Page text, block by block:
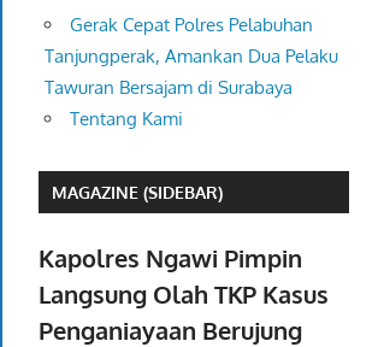
Gerak Cepat Polres Pelabuhan
Tanjungperak, Amankan Dua Pelaku
Tawuran Bersajam di Surabaya
Tentang Kami
MAGAZINE (SIDEBAR)
Kapolres Ngawi Pimpin
Langsung Olah TKP Kasus
Penganiayaan Berujung